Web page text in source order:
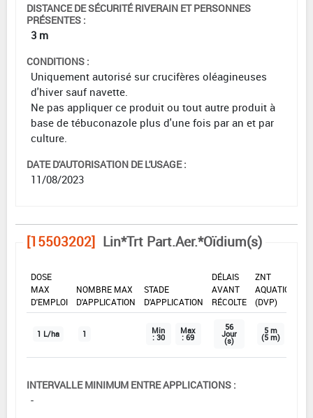
DISTANCE DE SÉCURITÉ RIVERAIN ET PERSONNES
PRÉSENTES :
3 m
CONDITIONS :
Uniquement autorisé sur crucifères oléagineuses
d'hiver sauf navette.
Ne pas appliquer ce produit ou tout autre produit à
base de tébuconazole plus d'une fois par an et par
culture.
DATE D'AUTORISATION DE L'USAGE :
11/08/2023
[15503202] Lin*Trt Part.Aer.*Oïdium(s)
DOSE
MAX
D'EMPLOI
NOMBRE MAX
D'APPLICATION
STADE
D'APPLICATION
DÉLAIS
AVANT
RÉCOLTE
ZNT
AQUATIQUE
(DVP)
1 L/ha 1 Min
: 30
Max
: 69
56
Jour
(s)
5 m
(5 m)
INTERVALLE MINIMUM ENTRE APPLICATIONS :
-